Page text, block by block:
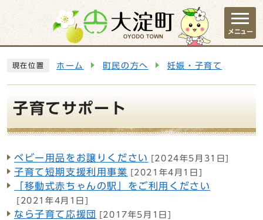
ページの先頭です
メニュー
現在位置 ホーム 町民の方へ 妊娠・子育て
子育てサポート
メインメニュー
ベビー用品をお譲りください [2024年5月31日]
子育て短期支援利用事業 [2021年4月1日]
「移動式赤ちゃんの駅」をご利用ください
[2021年4月1日]
なら子育て応援団 [2017年5月1日]